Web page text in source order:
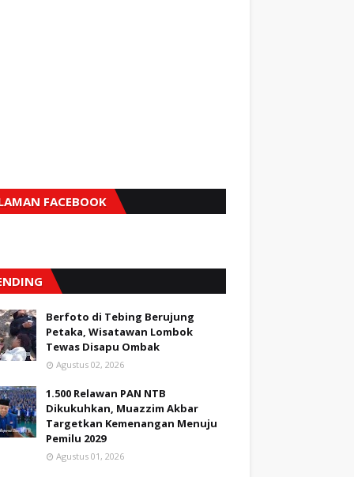
FACEBOOK
Berfoto di Tebing Berujung
Petaka, Wisatawan Lombok
Tewas Disapu Ombak
Agustus 02, 2026
1.500 Relawan PAN NTB
Dikukuhkan, Muazzim Akbar
Targetkan Kemenangan Menuju
Pemilu 2029
Agustus 01, 2026